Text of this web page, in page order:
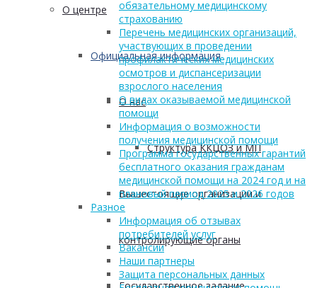
О центре
Официальная информация
О нас
Структура ККЦОЗ и МП
Вышестоящие организации и
контролирующие органы
обязательному медицинскому
страхованию
Перечень медицинских организаций,
участвующих в проведении
профилактических медицинских
осмотров и диспансеризации
взрослого населения
О видах оказываемой медицинской
помощи
Информация о возможности
получения медицинской помощи
Программа государственных гарантий
бесплатного оказания гражданам
медицинской помощи на 2024 год и на
плановый период 2025 и 2026 годов
Разное
Информация об отзывах
потребителей услуг
Вакансии
Наши партнеры
Защита персональных данных